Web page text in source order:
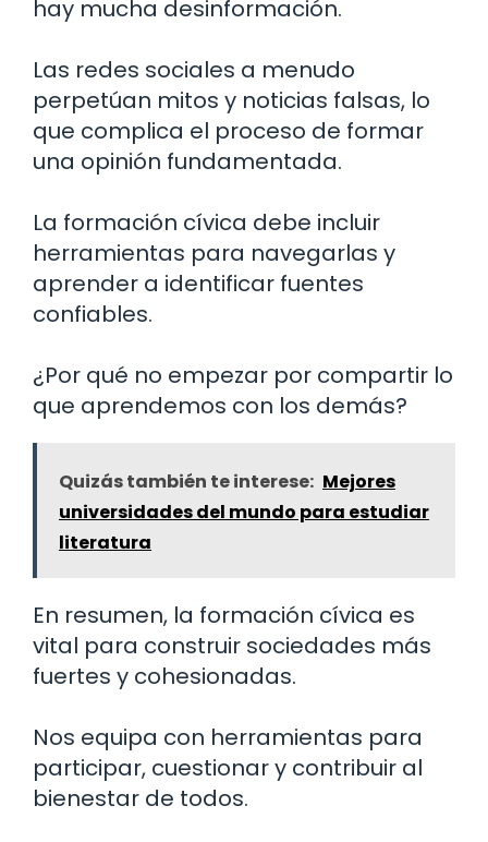
hay mucha desinformación.
Las redes sociales a menudo
perpetúan mitos y noticias falsas, lo
que complica el proceso de formar
una opinión fundamentada.
La formación cívica debe incluir
herramientas para navegarlas y
aprender a identificar fuentes
confiables.
¿Por qué no empezar por compartir lo
que aprendemos con los demás?
Quizás también te interese: Mejores
universidades del mundo para estudiar
literatura
En resumen, la formación cívica es
vital para construir sociedades más
fuertes y cohesionadas.
Nos equipa con herramientas para
participar, cuestionar y contribuir al
bienestar de todos.